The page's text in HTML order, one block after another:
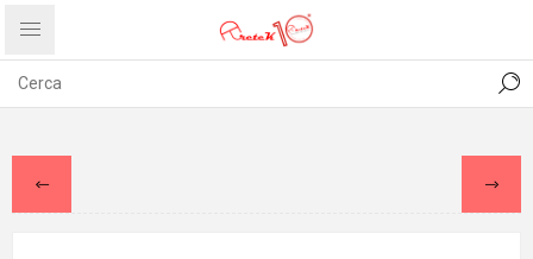
PRIVACY ABOUT US